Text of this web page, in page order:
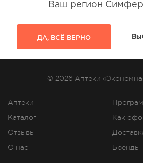
Ваш регион
ДА, ВСЁ ВЕРНО
Аптеки
Каталог
Отзывы
О нас
Как
Бренды
© 2026 Аптеки